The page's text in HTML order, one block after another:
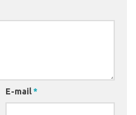
E-mail*